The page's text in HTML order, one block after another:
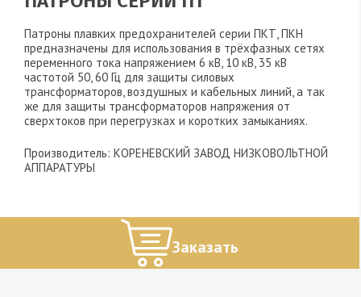
Патроны плавких предохранителей серии ПКТ, ПКН
предназначены для использования в трёхфазных сетях
переменного тока напряжением 6 кВ, 10 кВ, 35 кВ
частотой 50, 60 Гц для защиты силовых
трансформаторов, воздушных и кабельных линий, а так
же для защиты трансформаторов напряжения от
сверхтоков при перегрузках и коротких замыканиях.
Производитель: КОРЕНЕВСКИЙ ЗАВОД НИЗКОВОЛЬТНОЙ
АППАРАТУРЫ
Заказать